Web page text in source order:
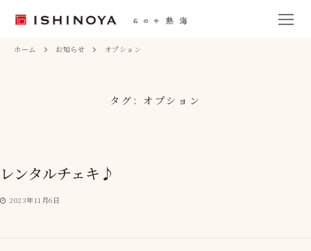
ホーム お知らせ オプション
タグ: オプション
レンタルチェキ♪
2023年11月6日